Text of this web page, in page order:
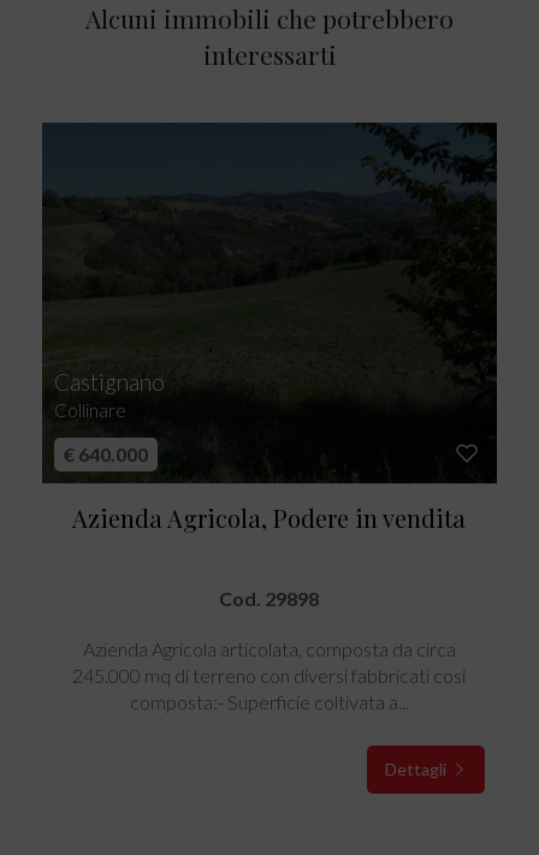
Alcuni immobili che potrebbero
interessarti
Castignano
Collinare
€ 640.000
Azienda Agricola, Podere in vendita
Cod. 29898
Azienda Agricola articolata, composta da circa
245.000 mq di terreno con diversi fabbricati cosi
composta:- Superficie coltivata a...
Dettagli